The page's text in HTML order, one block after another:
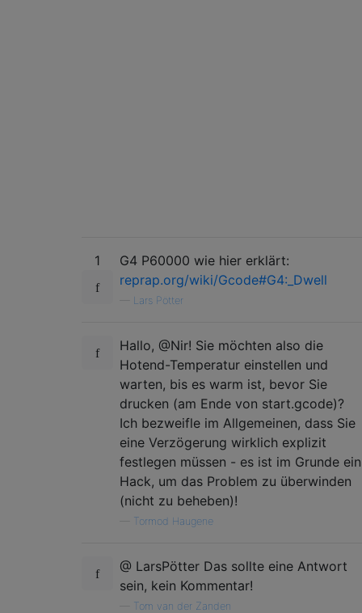
1
G4 P60000 wie hier erklärt:
reprap.org/wiki/Gcode#G4:_Dwell
Lars Pötter
Hallo, @Nir! Sie möchten also die
Hotend-Temperatur einstellen und
warten, bis es warm ist, bevor Sie
drucken (am Ende von start.gcode)?
Ich bezweifle im Allgemeinen, dass Sie
eine Verzögerung wirklich explizit
festlegen müssen - es ist im Grunde ein
Hack, um das Problem zu überwinden
(nicht zu beheben)!
Tormod Haugene
@ LarsPötter Das sollte eine Antwort
sein, kein Kommentar!
Tom van der Zanden